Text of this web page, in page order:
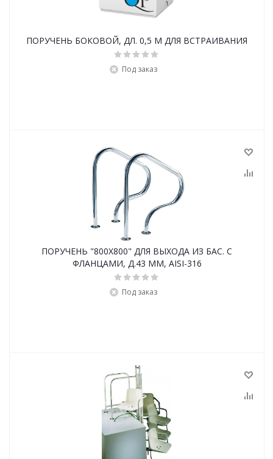
ПОРУЧЕНЬ БОКОВОЙ, ДЛ. 0,5 М ДЛЯ ВСТРАИВАНИЯ
Под заказ
ПОРУЧЕНЬ "800Х800" ДЛЯ ВЫХОДА ИЗ БАС. С
ФЛАНЦАМИ, Д.43 ММ, AISI-316
Под заказ